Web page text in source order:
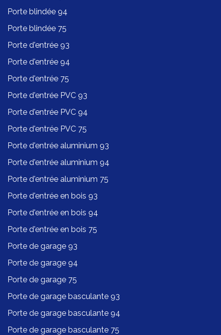
Porte blindée 94
Porte blindée 75
Porte d'entrée 93
Porte d'entrée 94
Porte d'entrée 75
Porte d'entrée PVC 93
Porte d'entrée PVC 94
Porte d'entrée PVC 75
Porte d'entrée aluminium 93
Porte d'entrée aluminium 94
Porte d'entrée aluminium 75
Porte d'entrée en bois 93
Porte d'entrée en bois 94
Porte d'entrée en bois 75
Porte de garage 93
Porte de garage 94
Porte de garage 75
Porte de garage basculante 93
Porte de garage basculante 94
Porte de garage basculante 75